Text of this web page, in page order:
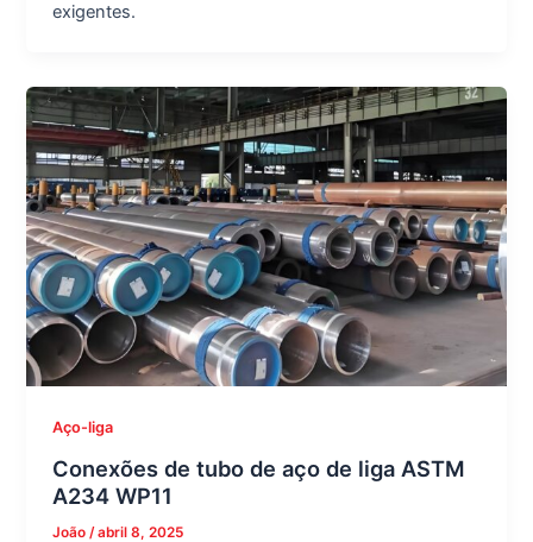
exigentes.
Aço-liga
Conexões de tubo de aço de liga ASTM
A234 WP11
João/abril 8, 2025